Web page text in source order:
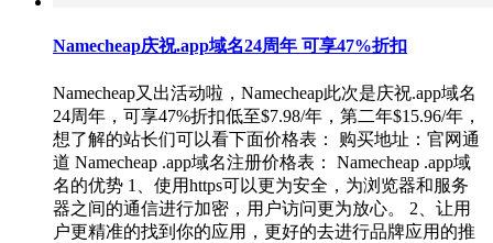
Namecheap庆祝.app域名24周年 可享47%折扣
Namecheap又出活动啦，Namecheap此次是庆祝.app域名
24周年，可享47%折扣低至$7.98/年，第二年$15.96/年，
想了解的站长们可以看下面价格表： 购买地址：官网通
道 Namecheap .app域名注册价格表： Namecheap .app域
名的优势 1、使用https可以更为安全，为浏览器和服务
器之间的通信进行加密，用户访问更为放心。 2、让用
户更精准的找到你的应用，更好的去进行品牌应用的推